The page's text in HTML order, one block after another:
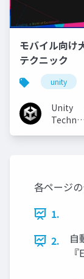
モバイル向け
テクニック
unity
Unity
各ページ
1.
2.
自